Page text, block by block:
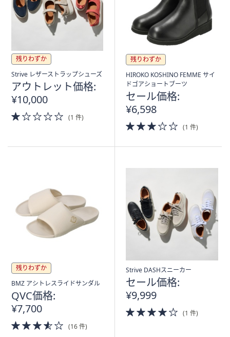
残りわずか
Strive レザーストラップシューズ
アウトレット価格:
¥10,000
1.0
of
(1 件)
残りわずか
HIROKO KOSHINO FEMME サイ
ドゴアショートブーツ
セール価格:
¥6,598
3.0
of
(1 件)
残りわずか
BMZ アシトレスライドサンダル
QVC価格:
¥7,700
3.5
of
(16 件)
Strive DASHスニーカー
セール価格:
¥9,999
4.0
of
(1 件)